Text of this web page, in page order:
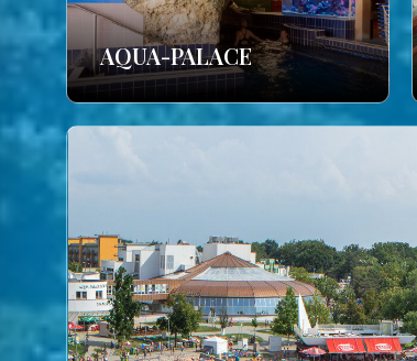
AQUA-PALACE